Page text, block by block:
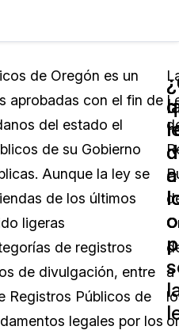
Studio
a Pedido
Demo
English
Español
de Oregón es un
aprobadas con el fin de
del estado el
de su Gobierno
Aunque la ley se
de los últimos
ligeras
de registros
de divulgación, entre
Registros Públicos de
legales por los
a
a